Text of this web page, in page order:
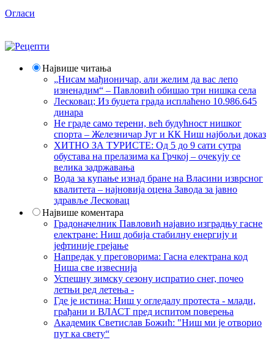
Огласи
Највише читања
„Нисам мађионичар, али желим да вас лепо
изненадим“ – Павловић обишао три нишка села
Лесковац; Из буџета града исплаћено 10.986.645
динара
Не граде само терени, већ будућност нишког
спорта – Железничар Југ и КК Ниш најбољи доказ
ХИТНО ЗА ТУРИСТЕ: Од 5 до 9 сати сутра
обустава на прелазима ка Грчкој – очекују се
велика задржавања
Вода за купање изнад бране на Власини изврсног
квалитета – најновија оцена Завода за јавно
здравље Лесковац
Највише коментара
Градоначелник Павловић најавио изградњу гасне
електране: Ниш добија стабилну енергију и
јефтиније грејање
Напредак у преговорима: Гасна електрана код
Ниша све извеснија
Успешну зимску сезону испратио снег, почео
летњи ред летења -
Где је истина: Ниш у огледалу протеста - млади,
грађани и ВЛАСТ пред испитом поверења
Академик Светислав Божић: "Ниш ми је отворио
пут ка свету“